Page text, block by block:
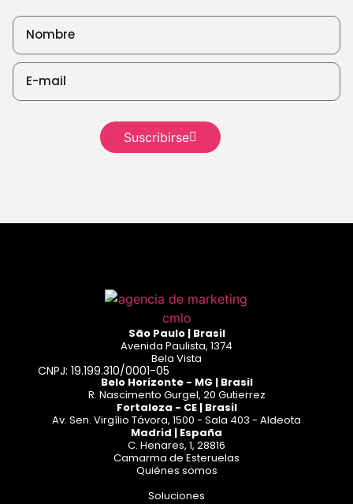
Seguir
leyendo
Suscribirse
São Paulo | Brasil
Avenida Paulista, 1374
Bela Vista
CNPJ: 19.199.310/0001-05
Belo Horizonte - MG | Brasil
R. Nascimento Gurgel, 20 Gutierrez
Fortaleza - CE | Brasil
Av. Sen. Virgílio Távora, 1500 - Sala 403 - Aldeota
Madrid | España
C. Henares, 1, 28816
Camarma de Esteruelas
Quiénes somos
Soluciones